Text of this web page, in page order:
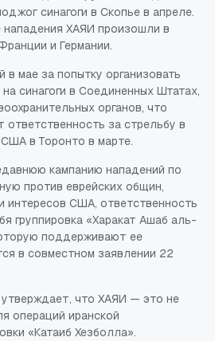
синагоги в Скопье в апреле.
нападения ХАЯИ произошли в
и Германии.
мае за попытку организовать
синагоги в Соединенных Штатах,
органов, что
ответственность за стрельбу в
США в Торонто в марте.
кампанию нападений по
против еврейских общин,
интересов США, ответственность
группировка «Харакат Ашаб аль-
поддерживают ее
в совместном заявлении 22
что ХАЯИ — это не
операций иранской
«Катаиб Хезболла».